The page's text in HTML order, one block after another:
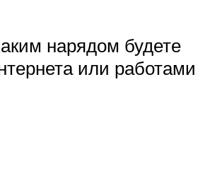
нарядом будете
или работами